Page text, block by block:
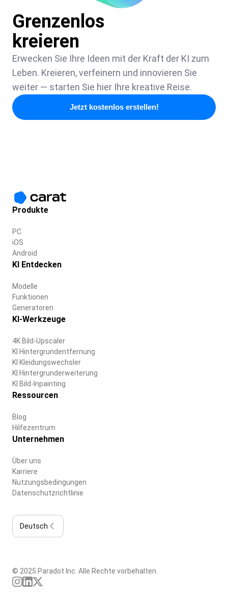
Grenzenlos
kreieren
Erwecken Sie Ihre Ideen mit der Kraft der KI zum
Leben. Kreieren, verfeinern und innovieren Sie
weiter — starten Sie hier Ihre kreative Reise.
Jetzt kostenlos erstellen!
Produkte
PC
iOS
Android
KI Entdecken
Modelle
Funktionen
Generatoren
KI-Werkzeuge
4K Bild-Upscaler
KI Hintergrundentfernung
KI Kleidungswechsler
KI Hintergrunderweiterung
KI Bild-Inpainting
Ressourcen
Blog
Hilfezentrum
Unternehmen
Über uns
Karriere
Nutzungsbedingungen
Datenschutzrichtlinie
Deutsch
© 2025 Paradot Inc. Alle Rechte vorbehalten.